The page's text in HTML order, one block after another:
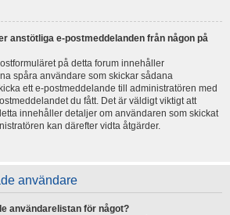
anstötliga e-postmeddelanden från någon på
på detta forum innehåller
spåra användare som skickar sådana
ett e-postmeddelande till administratören med
du fått. Det är väldigt viktigt att
innehåller detaljer om användaren som skickat
kan därefter vidta åtgärder.
användare
användarelistan för något?